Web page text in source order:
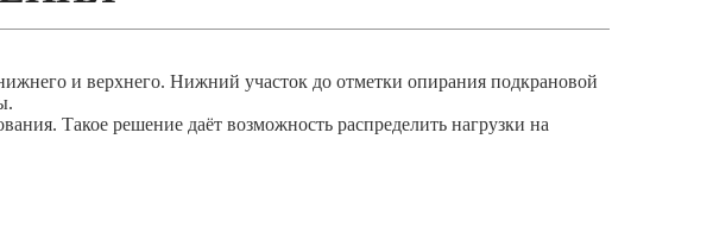
и верхнего. Нижний участок до отметки опирания подкрановой
Такое решение даёт возможность распределить нагрузки на